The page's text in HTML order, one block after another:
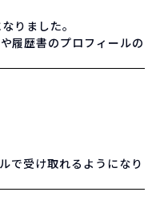
りました。
履歴書のプロフィールの
で受け取れるようになり